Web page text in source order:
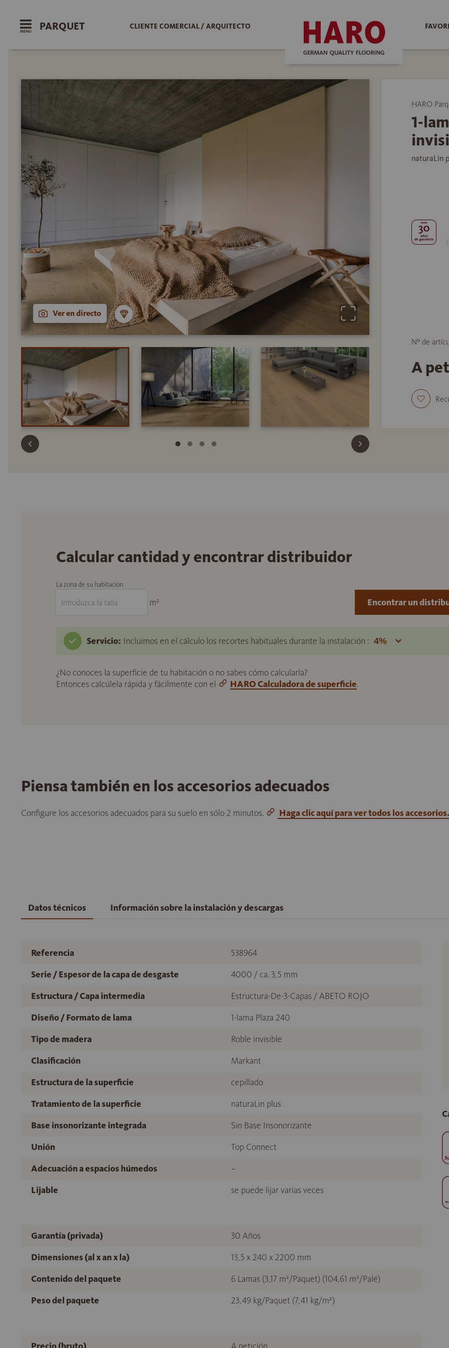
PARQUET CLIENTE COMERCIAL / ARQUITECTO
Ver en directo
HARO
1-
naturaLin
Nº de
A
Calcular cantidad y encontrar distribuidor
La zona de su habitación
m²
Servicio: Incluimos en el cálculo los recortes habituales durante la instalación :
¿No conoces la superficie de tu habitación o no sabes cómo calcularla?
Entonces calcúlela rápida y fácilmente con el
HARO Calculadora de superficie.
Encontrar un
Piensa también en los accesorios adecuados
Configure los accesorios adecuados para su suelo en sólo 2 minutos. Haga clic aquí para ver todos los accesorios.
Datos técnicos Información sobre la instalación y descargas
Referencia
538964
Serie / Espesor de la capa de desgaste
4000 / ca. 3,5 mm
Estructura / Capa intermedia
Estructura-De-3-Capas / ABETO ROJO
Diseño / Formato de lama
1-lama Plaza 240
Tipo de madera
Roble invisible
Clasificación
Markant
Estructura de la superficie
cepillado
Tratamiento de la superficie
naturaLin plus
Base insonorizante integrada
Sin Base Insonorizante
Unión
Top Connect
Adecuación a espacios húmedos
–
Lijable
se puede lijar varias veces
Garantía (privada)
30 Años
Dimensiones (al x an x la)
13,5 x 240 x 2200 mm
Contenido del paquete
6 Lamas (3,17 m²/Paquet) (104,61 m²/Palé)
Peso del paquete
23,49 kg/Paquet (7,41 kg/m²)